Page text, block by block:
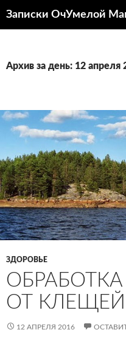
Записки ОчУмелой
Архив за день: 12 апреля
ЗДОРОВЬЕ
ОТ
12 АПРЕЛЯ 2016